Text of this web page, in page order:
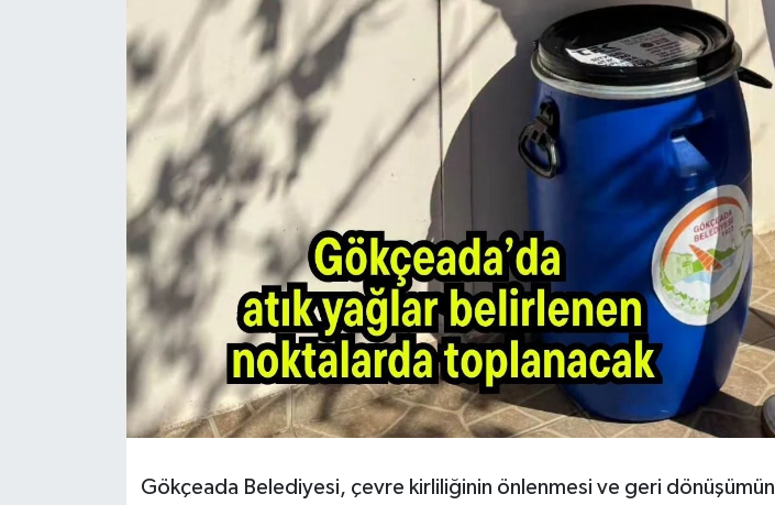
Gökçeada Belediyesi, çevre kirliliğinin önlenmesi ve geri dönüşümün